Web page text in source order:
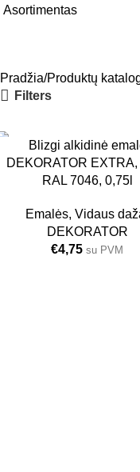
Asortimentas
Pradžia Produktų
Filters
6 VNT.
Blizgi alkidinė
DEKORATOR
RAL 7046, 0,75l
Emalės, Vidaus
DEKORATOR
€4,75 su PVM